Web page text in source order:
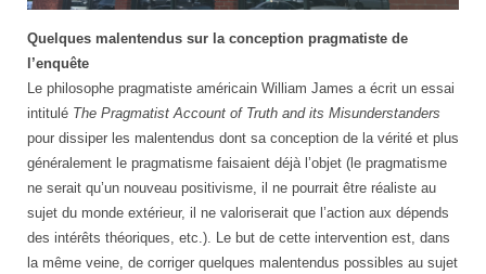
Dewey's
Pizza
Quelques malentendus sur la conception pragmatiste de
l’enquête
Le philosophe pragmatiste américain William James a écrit un essai
intitulé The Pragmatist Account of Truth and its Misunderstanders
pour dissiper les malentendus dont sa conception de la vérité et plus
généralement le pragmatisme faisaient déjà l’objet (le pragmatisme
ne serait qu’un nouveau positivisme, il ne pourrait être réaliste au
sujet du monde extérieur, il ne valoriserait que l’action aux dépends
des intérêts théoriques, etc.). Le but de cette intervention est, dans
la même veine, de corriger quelques malentendus possibles au sujet